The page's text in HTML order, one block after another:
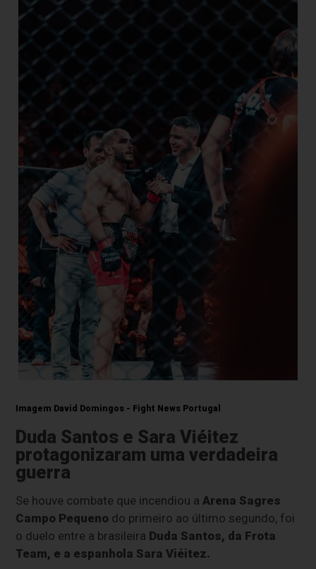
Imagem David Domingos - Fight News Portugal
Duda Santos e Sara Viéitez
protagonizaram uma verdadeira
guerra
Se houve combate que incendiou a Arena Sagres
Campo Pequeno do primeiro ao último segundo, foi
o duelo entre a brasileira Duda Santos, da Frota
Team, e a espanhola Sara Viéitez.